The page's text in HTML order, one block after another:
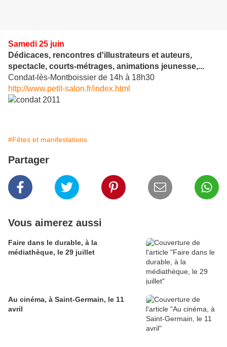
Samedi 25 juin
Dédicaces, rencontres d'illustrateurs et auteurs,
spectacle, courts-métrages, animations jeunesse,...
Condat-lès-Montboissier de 14h à 18h30
http://www.petit-salon.fr/index.html
#Fêtes et manifestations
Partager
Vous aimerez aussi
Faire dans le durable, à la
médiathèque, le 29 juillet
Au cinéma, à Saint-Germain, le 11
avril